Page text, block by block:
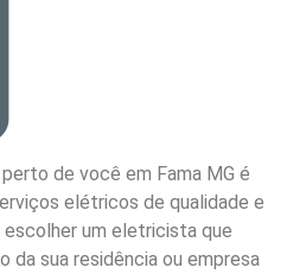
de você em Fama MG é
elétricos de qualidade e
um eletricista que
da sua residência ou empresa